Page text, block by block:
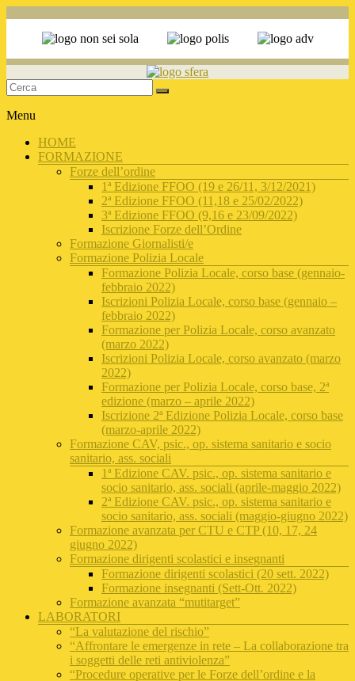
Sviluppo
della
FormazionE
delle Reti
Antiviolenza
Menu
HOME
FORMAZIONE
Forze dell’ordine
1ª Edizione FFOO (19 e 26/11, 3/12/2021)
2ª Edizione FFOO (11,18 e 25/02/2022)
3ª Edizione FFOO (9,16 e 23/09/2022)
Iscrizione Forze dell’Ordine
Formazione Giornalisti/e
Formazione Polizia Locale
Formazione Polizia Locale, corso base (gennaio-
febbraio 2022)
Iscrizioni Polizia Locale, corso base (gennaio –
febbraio 2022)
Formazione per Polizia Locale, corso avanzato
(marzo 2022)
Iscrizioni Polizia Locale, corso avanzato (marzo
2022)
Formazione per Polizia Locale, corso base, 2ª
edizione (marzo – aprile 2022)
Iscrizione 2ª Edizione Polizia Locale, corso base
(marzo-aprile 2022)
Formazione CAV, psic., op. sistema sanitario e socio
sanitario, ass. sociali
1ª Edizione CAV. psic., op. sistema sanitario e
socio sanitario, ass. sociali (aprile-maggio 2022)
2ª Edizione CAV. psic., op. sistema sanitario e
socio sanitario, ass. sociali (maggio-giugno 2022)
Formazione avanzata per CTU e CTP (10, 17, 24
giugno 2022)
Formazione dirigenti scolastici e insegnanti
Formazione dirigenti scolastici (20 sett. 2022)
Formazione insegnanti (Sett-Ott. 2022)
Formazione avanzata “mutitarget”
LABORATORI
“La valutazione del rischio”
“Affrontare le emergenze in rete – La collaborazione tra
i soggetti delle reti antiviolenza”
“Procedure operative per le Forze dell’ordine e la